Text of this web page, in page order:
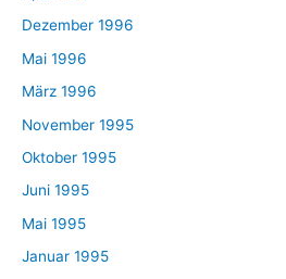
Dezember 1996
Mai 1996
März 1996
November 1995
Oktober 1995
Juni 1995
Mai 1995
Januar 1995